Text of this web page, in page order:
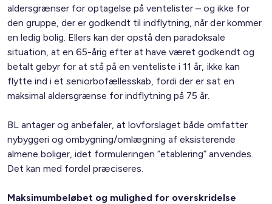
aldersgrænser for optagelse på ventelister – og ikke for
den gruppe, der er godkendt til indflytning, når der kommer
en ledig bolig. Ellers kan der opstå den paradoksale
situation, at en 65-årig efter at have været godkendt og
betalt gebyr for at stå på en venteliste i 11 år, ikke kan
flytte ind i et seniorbofællesskab, fordi der er sat en
maksimal aldersgrænse for indflytning på 75 år.
BL antager og anbefaler, at lovforslaget både omfatter
nybyggeri og ombygning/omlægning af eksisterende
almene boliger, idet formuleringen ”etablering” anvendes.
Det kan med fordel præciseres.
Maksimumbeløbet og mulighed for overskridelse